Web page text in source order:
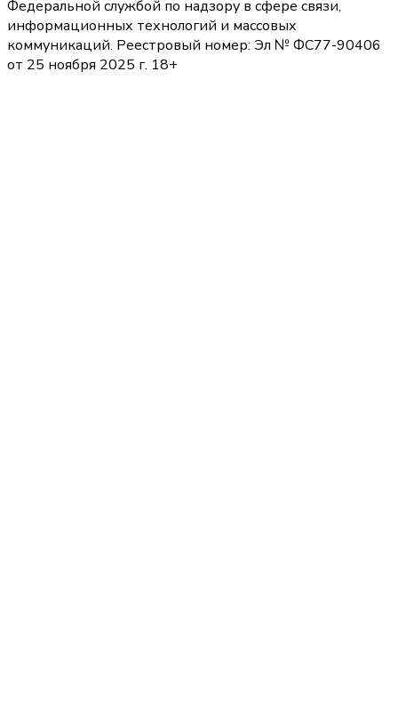
Федеральной службой по надзору в сфере связи,
информационных технологий и массовых
коммуникаций. Реестровый номер: Эл № ФС77-90406
от 25 ноября 2025 г. 18+